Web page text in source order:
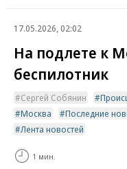
17.05.2026, 02:02
На подлете к
беспилотник
Сергей Собянин
Москва
Последние
Лента новостей
1 мин.